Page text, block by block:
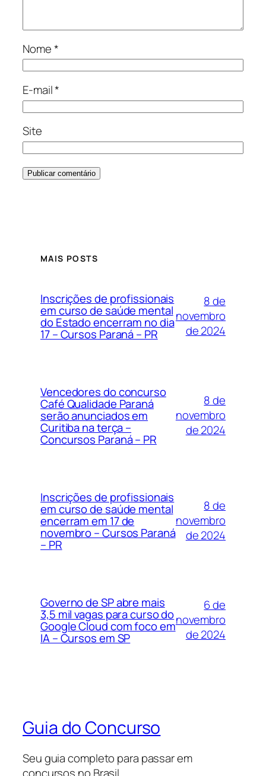
Nome*
E-mail*
Site
MAIS POSTS
Inscrições de profissionais
em curso de saúde mental
do Estado encerram no dia
17 – Cursos Paraná – PR
8 de
novembro
de 2024
Vencedores do concurso
Café Qualidade Paraná
serão anunciados em
Curitiba na terça –
Concursos Paraná – PR
8 de
novembro
de 2024
Inscrições de profissionais
em curso de saúde mental
encerram em 17 de
novembro – Cursos Paraná
– PR
8 de
novembro
de 2024
Governo de SP abre mais
3,5 mil vagas para curso do
Google Cloud com foco em
IA – Cursos em SP
6 de
novembro
de 2024
Guia do Concurso
Seu guia completo para passar em